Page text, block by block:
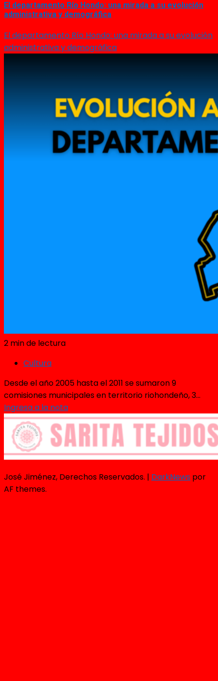
El departamento Río Hondo: una mirada a su evolución
administrativa y demográfica
El departamento Río Hondo: una mirada a su evolución
administrativa y demográfica
2 min de lectura
Cultura
Desde el año 2005 hasta el 2011 se sumaron 9
comisiones municipales en territorio riohondeño, 3...
Ingresa a la nota
José Jiménez, Derechos Reservados. | DarkNews por
AF themes.